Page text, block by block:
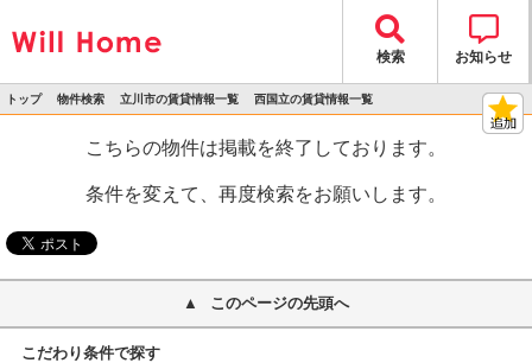
検索 お知らせ
トップ 物件検索 立川市の賃貸情報一覧 西国立の賃貸情報一覧
こちらの物件は掲載を終了しております。
条件を変えて、再度検索をお願いします。
このページの先頭へ
こだわり条件で探す